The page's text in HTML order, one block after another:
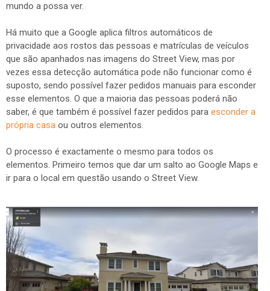
mundo a possa ver.
Há muito que a Google aplica filtros automáticos de
privacidade aos rostos das pessoas e matrículas de veículos
que são apanhados nas imagens do Street View, mas por
vezes essa detecção automática pode não funcionar como é
suposto, sendo possível fazer pedidos manuais para esconder
esse elementos. O que a maioria das pessoas poderá não
saber, é que também é possível fazer pedidos para esconder a
própria casa ou outros elementos.
O processo é exactamente o mesmo para todos os
elementos. Primeiro temos que dar um salto ao Google Maps e
ir para o local em questão usando o Street View.